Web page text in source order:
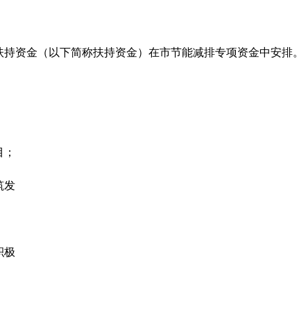
资金（以下简称扶持资金）在市节能减排专项资金中安排。
发
极